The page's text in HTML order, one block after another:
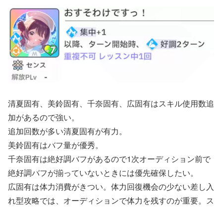
清夏固有、美鈴固有、千奈固有、広固有はスキル使用数追
加があるので強い。
追加回数が多い清夏固有が有力。
美鈴固有はバフ量が優秀。
千奈固有は絶好調バフがあるので1次オーディション前で
絶好調バフが揃っていないときには優先確保したい。
広固有は体力消費がきつい。体力回復機会の少ない差し入
れ型攻略では、オーディションで体力を残すのが重要。ス